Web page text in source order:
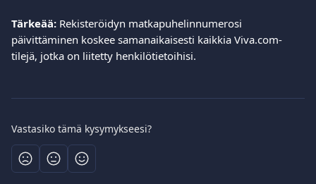
Tärkeää: Rekisteröidyn matkapuhelinnumerosi
päivittäminen koskee samanaikaisesti kaikkia Viva.com-
tilejä, jotka on liitetty henkilötietoihisi.
Vastasiko tämä kysymykseesi?